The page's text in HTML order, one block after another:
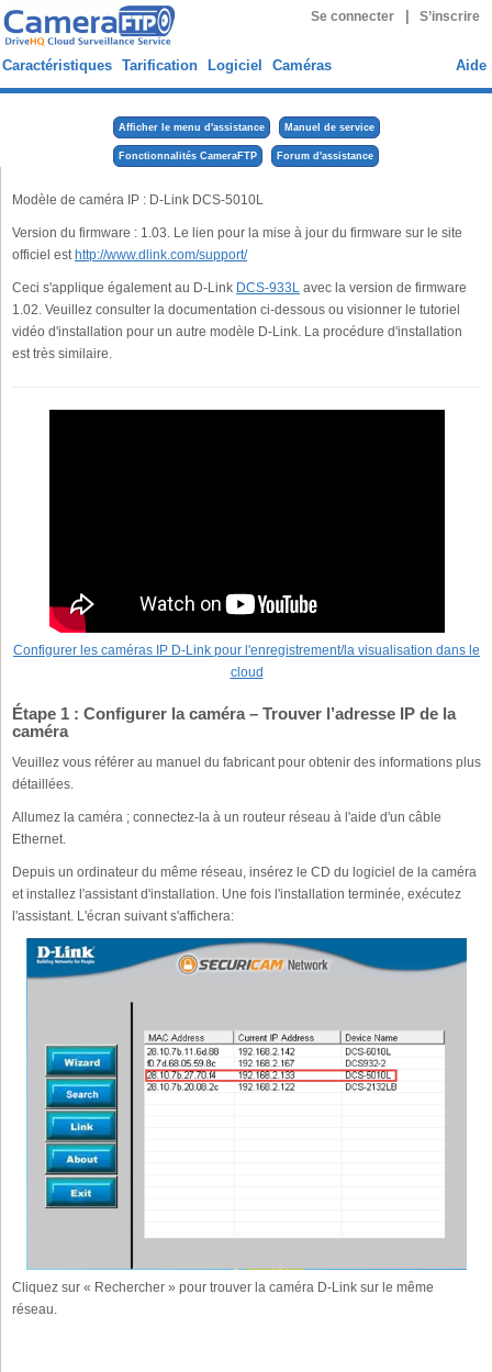
Se connecter S’inscrire
Caractéristiques Tarification Logiciel Caméras Aide
Afficher le menu d'assistance Manuel de service
Fonctionnalités CameraFTP Forum d'assistance
Modèle de caméra IP : D-Link DCS-5010L
Version du firmware : 1.03. Le lien pour la mise à jour du firmware sur le site
officiel est http://www.dlink.com/support/
Ceci s'applique également au D-Link DCS-933L avec la version de firmware
1.02. Veuillez consulter la documentation ci-dessous ou visionner le tutoriel
vidéo d'installation pour un autre modèle D-Link. La procédure d'installation
est très similaire.
Configurer les caméras IP D-Link pour l'enregistrement/la visualisation dans le
cloud
Étape 1 : Configurer la caméra – Trouver l’adresse IP de la
caméra
Veuillez vous référer au manuel du fabricant pour obtenir des informations plus
détaillées.
Allumez la caméra ; connectez-la à un routeur réseau à l'aide d'un câble
Ethernet.
Depuis un ordinateur du même réseau, insérez le CD du logiciel de la caméra
et installez l'assistant d'installation. Une fois l'installation terminée, exécutez
l'assistant. L'écran suivant s'affichera:
Cliquez sur « Rechercher » pour trouver la caméra D-Link sur le même
réseau.